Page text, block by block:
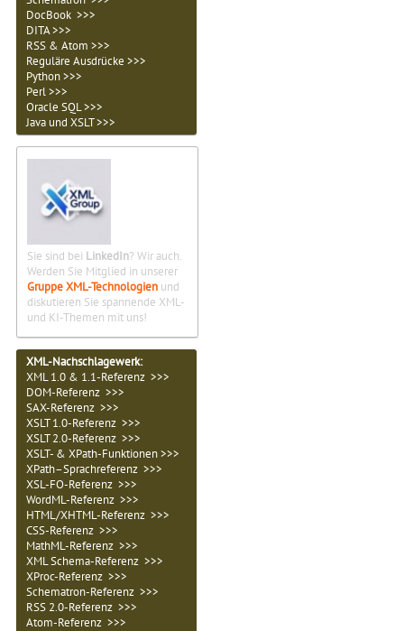
DocBook >>>
DITA >>>
RSS & Atom >>>
Reguläre Ausdrücke >>>
Python >>>
Perl >>>
Oracle SQL >>>
Java und XSLT >>>
Sie sind bei LinkedIn? Wir auch.
Werden Sie Mitglied in unserer
Gruppe XML-Technologien und
diskutieren Sie spannende XML-
und KI-Themen mit uns!
XML-Nachschlagewerk:
XML 1.0 & 1.1-Referenz >>>
DOM-Referenz >>>
SAX-Referenz >>>
XSLT 1.0-Referenz >>>
XSLT 2.0-Referenz >>>
XSLT- & XPath-Funktionen >>>
XPath–Sprachreferenz >>>
XSL-FO-Referenz >>>
WordML-Referenz >>>
HTML/XHTML-Referenz >>>
CSS-Referenz >>>
MathML-Referenz >>>
XML Schema-Referenz >>>
XProc-Referenz >>>
Schematron-Referenz >>>
RSS 2.0-Referenz >>>
Atom-Referenz >>>